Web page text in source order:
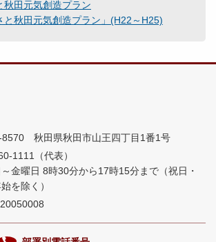
秋田元気創造プラン
と秋田元気創造プラン」(H22～H25)
8570 秋田県秋田市山王四丁目1番1号
1111（代表）
～金曜日 8時30分から17時15分まで （祝日・
を除く）